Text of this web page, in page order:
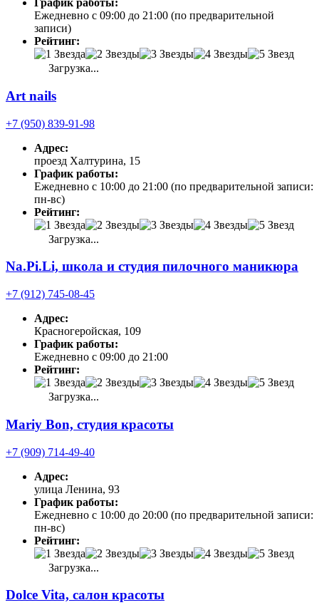
График работы:
Ежедневно с 09:00 до 21:00 (по предварительной
записи)
Рейтинг:
Загрузка...
Art nails
+7 (950) 839-91-98
Адрес:
проезд Халтурина, 15
График работы:
Ежедневно с 10:00 до 21:00 (по предварительной записи:
пн-вс)
Рейтинг:
Загрузка...
Na.Pi.Li, школа и студия пилочного маникюра
+7 (912) 745-08-45
Адрес:
Красногеройская, 109
График работы:
Ежедневно с 09:00 до 21:00
Рейтинг:
Загрузка...
Mariy Bon, студия красоты
+7 (909) 714-49-40
Адрес:
улица Ленина, 93
График работы:
Ежедневно с 10:00 до 20:00 (по предварительной записи:
пн-вс)
Рейтинг:
Загрузка...
Dolce Vita, салон красоты